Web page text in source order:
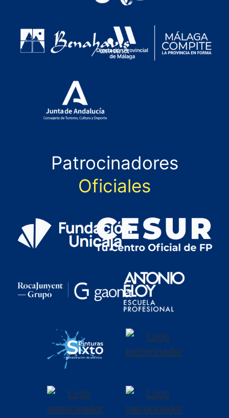
Patrocinadores
Oficiales